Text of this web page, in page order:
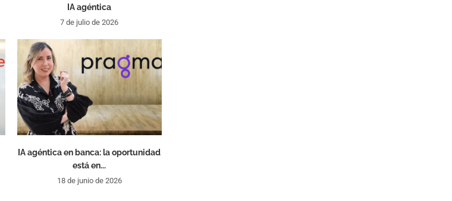
IA agéntica
7 de julio de 2026
IA agéntica en banca: la oportunidad
está en...
18 de junio de 2026